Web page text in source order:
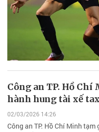
Công an TP. Hồ
hành hung tài xế
02/03/2026 14:26
Công an TP. Hồ Chí Minh